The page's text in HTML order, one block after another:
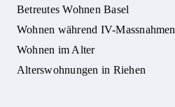
Betreutes Wohnen Basel
Wohnen während IV-Massnahmen
Wohnen im Alter
Alterswohnungen in Riehen